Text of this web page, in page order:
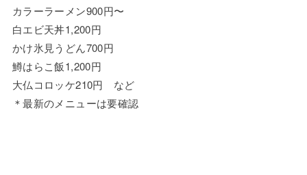
カラーラーメン900円〜
白エビ天丼1,200円
かけ氷見うどん700円
鱒はらこ飯1,200円
大仏コロッケ210円 など
＊最新のメニューは要確認